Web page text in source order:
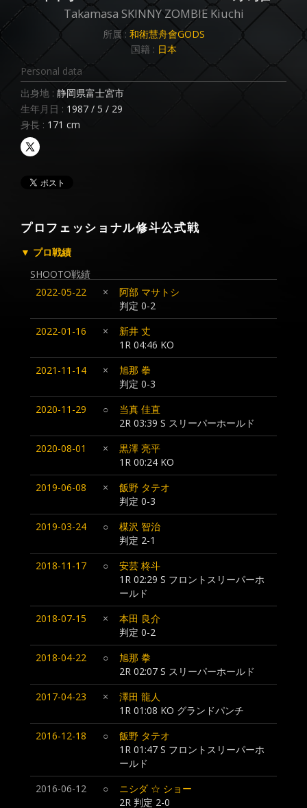
Takamasa SKINNY ZOMBIE Kiuchi
所属 : 和術慧舟會GODS
国籍 : 日本
Personal data
出身地 : 静岡県富士宮市
生年月日 : 1987 / 5 / 29
身長 : 171 cm
プロフェッショナル修斗公式戦
▼ プロ戦績
SHOOTO戦績
2022-05-22
×
阿部 マサトシ
判定 0-2
2022-01-16
×
新井 丈
1R 04:46 KO
2021-11-14
×
旭那 拳
判定 0-3
2020-11-29
○
当真 佳直
2R 03:39 S スリーパーホールド
2020-08-01
×
黒澤 亮平
1R 00:24 KO
2019-06-08
×
飯野 タテオ
判定 0-3
2019-03-24
○
楳沢 智治
判定 2-1
2018-11-17
○
安芸 柊斗
1R 02:29 S フロントスリーパーホ
ールド
2018-07-15
×
本田 良介
判定 0-2
2018-04-22
○
旭那 拳
2R 02:07 S スリーパーホールド
2017-04-23
×
澤田 龍人
1R 01:08 KO グランドパンチ
2016-12-18
○
飯野 タテオ
1R 01:47 S フロントスリーパーホ
ールド
2016-06-12
○
ニシダ ☆ ショー
2R 判定 2-0